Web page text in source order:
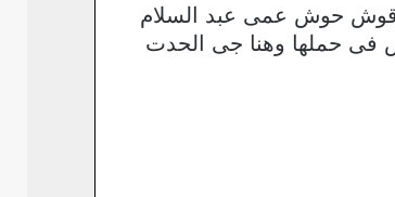
حوش عمى عبد السلام
فى حملها وهنا جى الحدت